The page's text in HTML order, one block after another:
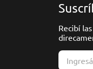
Recibí